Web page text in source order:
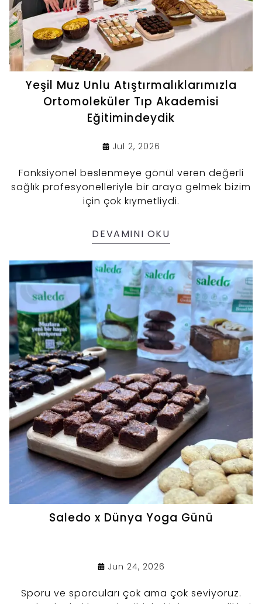
Yeşil Muz Unlu Atıştırmalıklarımızla
Ortomoleküler Tıp Akademisi
Eğitimindeydik
Jul 2, 2026
Fonksiyonel beslenmeye gönül veren değerli
sağlık profesyonelleriyle bir araya gelmek bizim
için çok kıymetliydi.
DEVAMINI OKU
Saledo x Dünya Yoga Günü
Jun 24, 2026
Sporu ve sporcuları çok ama çok seviyoruz.